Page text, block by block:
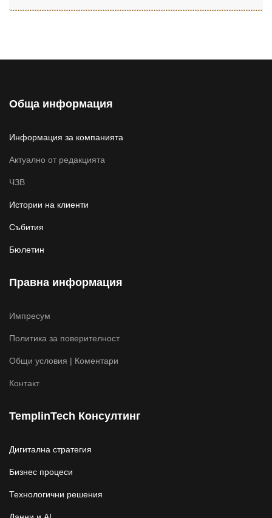
Обща информация
Информация за компанията
Актуално от редакцията
ЧЗВ
Истории на клиенти
Събития
Бюлетин
Правна информация
Импресум
Политика за поверителност
Общи условия | Коментари
Контакт
TemplinTech Консултинг
Дигитална стратегия
Бизнес процеси
Технологични решения